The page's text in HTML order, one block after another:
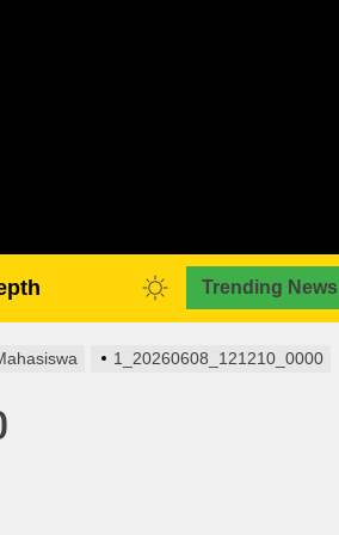
Trending News
1_20260608_121210_0000